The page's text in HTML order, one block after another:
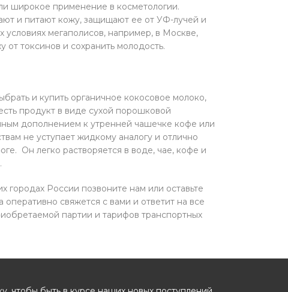
широкое применение в косметологии.
и питают кожу, защищают ее от УФ-лучей и
условиях мегаполисов, например, в Москве,
токсинов и сохранить молодость.
и купить органичное кокосовое молоко,
продукт в виде сухой порошковой
дополнением к утренней чашечке кофе или
не уступает жидкому аналогу и отлично
Он легко растворяется в воде, чае, кофе и
городах России позвоните нам или оставьте
свяжется с вами и ответит на все
партии и тарифов транспортных